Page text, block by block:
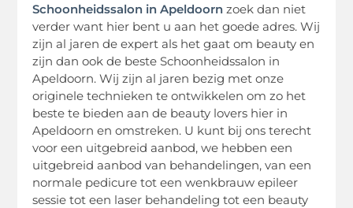
Schoonheidssalon in Apeldoorn zoek dan niet
verder want hier bent u aan het goede adres. Wij
zijn al jaren de expert als het gaat om beauty en
zijn dan ook de beste Schoonheidssalon in
Apeldoorn. Wij zijn al jaren bezig met onze
originele technieken te ontwikkelen om zo het
beste te bieden aan de beauty lovers hier in
Apeldoorn en omstreken. U kunt bij ons terecht
voor een uitgebreid aanbod, we hebben een
uitgebreid aanbod van behandelingen, van een
normale pedicure tot een wenkbrauw epileer
sessie tot een laser behandeling tot een beauty